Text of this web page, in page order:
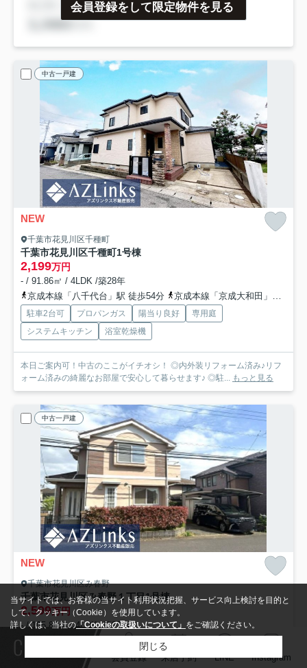
会員登録をして限定物件を見る
中古一戸建
NEW
千葉市花見川区千種町
千葉市花見川区千種町1号棟
2,199万円
- / 91.86㎡ / 4LDK /築28年
京成本線「八千代台」駅 徒歩54分
京成本線「京成大和田」駅 徒歩61分
駐車2台可 プロパンガス 陽当り良好
専用庭
システムキッチン
浴室乾燥機
本日ご案内可！中古のここがイチオシ！ ◎内外装リフォーム済み♪リフ
ォーム済みの綺麗なお部屋で安心して暮らせます♪ ◎駐...
もっと見る
中古一戸建
NEW
千葉市花見川区み春野
千葉市花見川区み春野１丁目1号棟
2,599万円
- / 105.86㎡ / 4LDK /築22年
京成本線「勝田台」駅 徒歩46分車15分 5.6km
駐車2台可 都市ガス 陽当り良好 専用庭
Contact 会員登録 来店予約 LINE Instagram
当サイトでは、お客様の当サイト利用状況把握、サービス向上検討を目的と
して、クッキー（Cookie）を使用しています。
詳しくは、当社の「Cookieの取扱いについて」 をご確認ください。
閉じる